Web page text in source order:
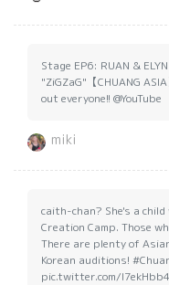
Stage EP6: RUAN &
"ZiGZaG"【CHUANG
out everyone!! @YouTube
miki
caith-chan? She's a
Creation Camp. Those
There are plenty of
Korean auditions!
pic.twitter.com/